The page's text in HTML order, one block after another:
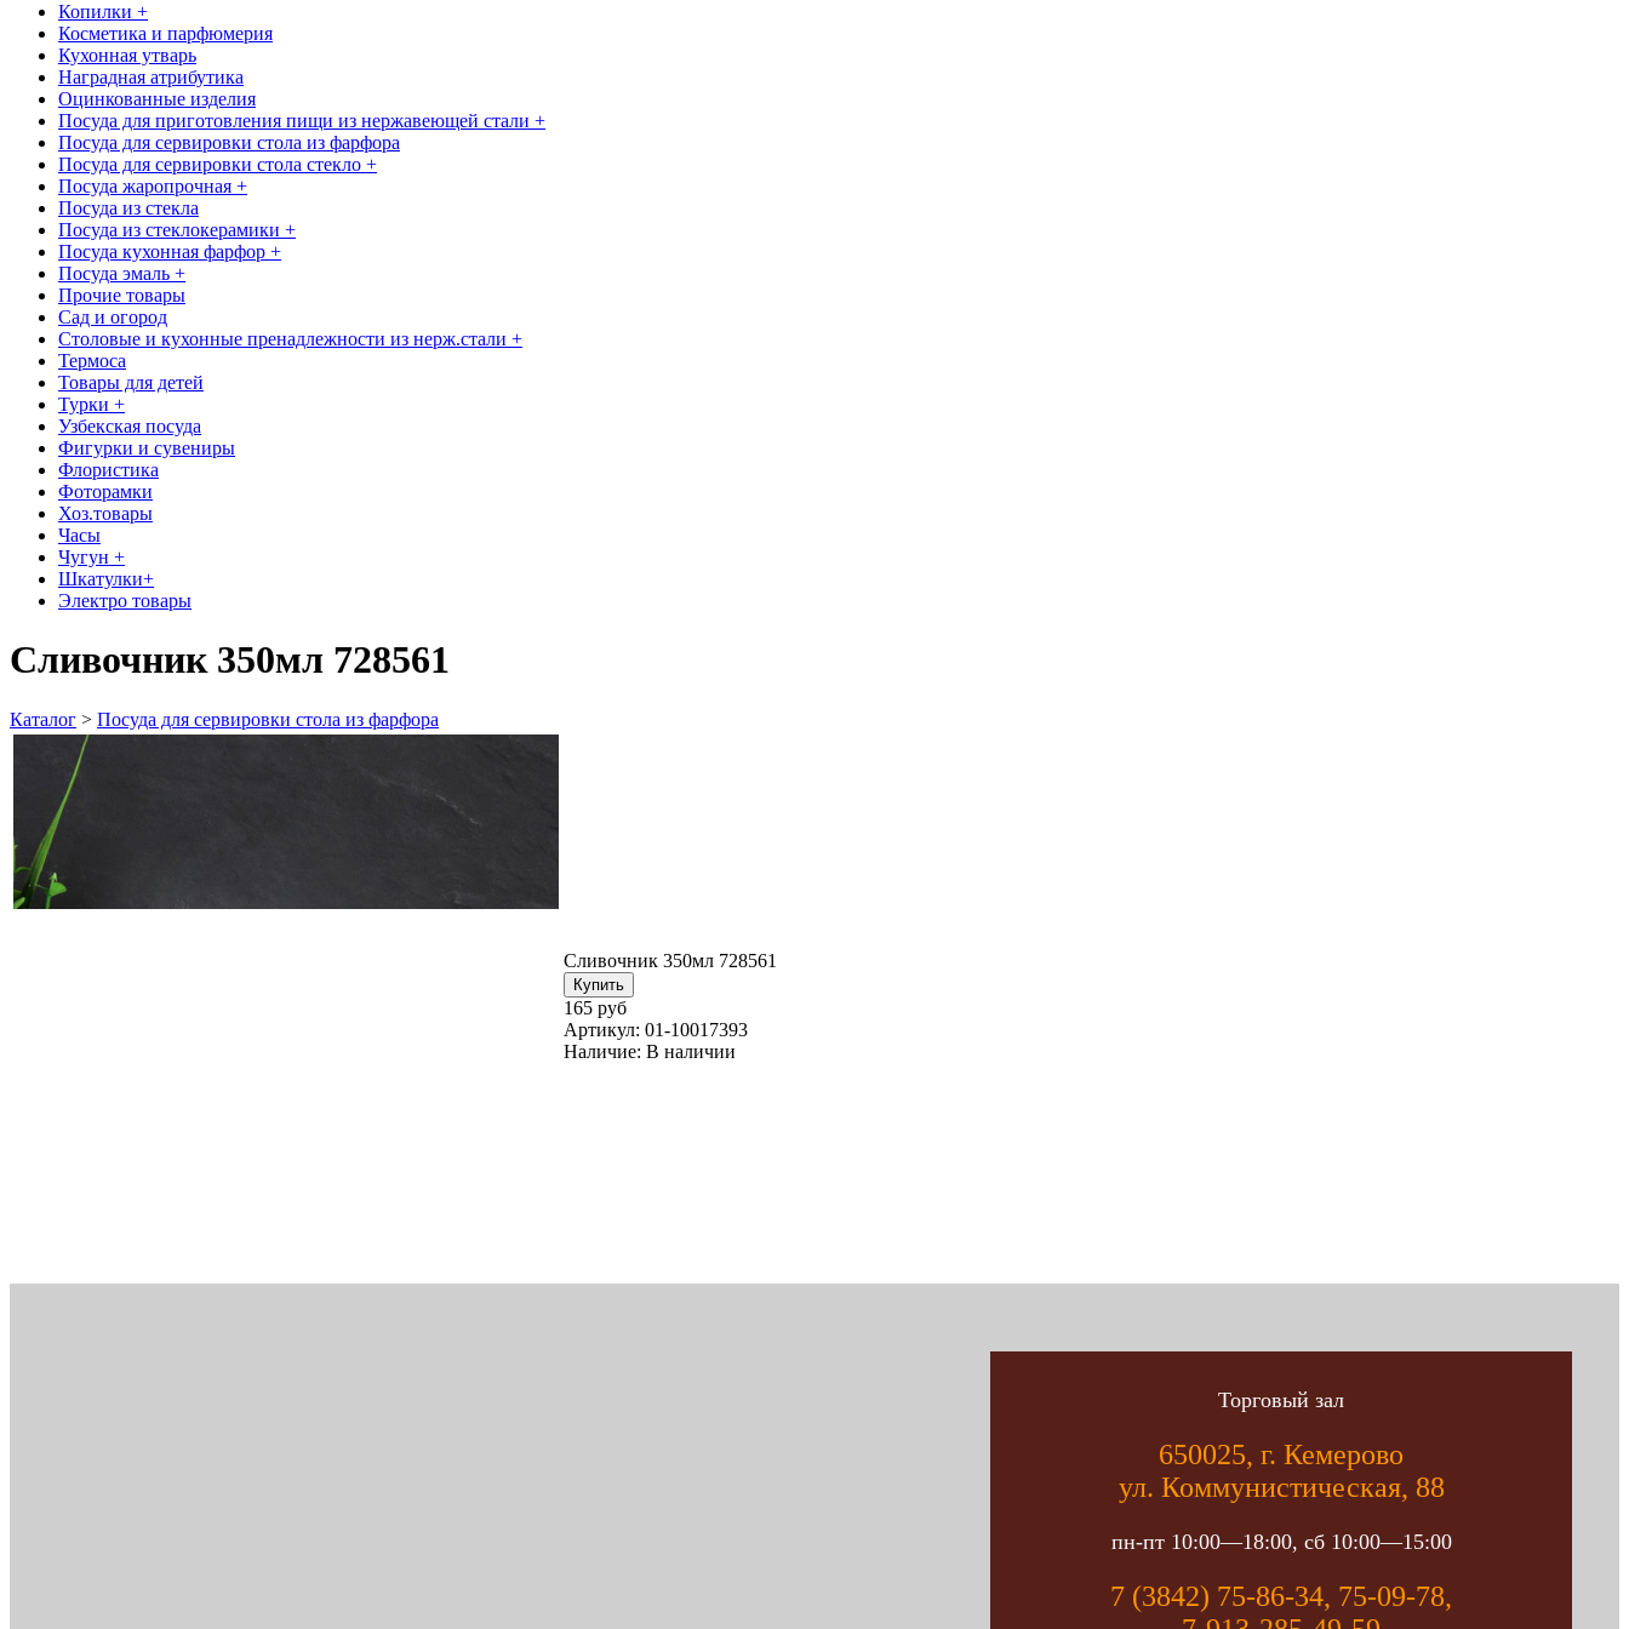
Копилки +
Косметика и парфюмерия
Кухонная утварь
Наградная атрибутика
Оцинкованные изделия
Посуда для приготовления пищи из нержавеющей стали +
Посуда для сервировки стола из фарфора
Посуда для сервировки стола стекло +
Посуда жаропрочная +
Посуда из стекла
Посуда из стеклокерамики +
Посуда кухонная фарфор +
Посуда эмаль +
Прочие товары
Сад и огород
Столовые и кухонные пренадлежности из нерж.стали +
Термоса
Товары для детей
Турки +
Узбекская посуда
Фигурки и сувениры
Флористика
Фоторамки
Хоз.товары
Часы
Чугун +
Шкатулки+
Электро товары
Сливочник 350мл 728561
Каталог > Посуда для сервировки стола из фарфора
Сливочник 350мл 728561
165 руб
Артикул: 01-10017393
Наличие: В наличии
Торговый зал
650025, г. Кемерово
ул. Коммунистическая, 88
пн-пт 10:00—18:00, сб 10:00—15:00
7 (3842) 75-86-34, 75-09-78,